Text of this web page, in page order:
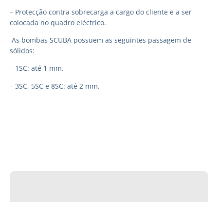
– Protecção contra sobrecarga a cargo do cliente e a ser
colocada no quadro eléctrico.
As bombas SCUBA possuem as seguintes passagem de
sólidos:
– 1SC: até 1 mm.
– 3SC, 5SC e 8SC: até 2 mm.